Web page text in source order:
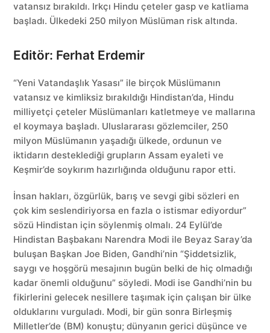
vatansız bırakıldı. Irkçı Hindu çeteler gasp ve katliama
başladı. Ülkedeki 250 milyon Müslüman risk altında.
Editör: Ferhat Erdemir
“Yeni Vatandaşlık Yasası” ile birçok Müslümanın
vatansız ve kimliksiz bırakıldığı Hindistan’da, Hindu
milliyetçi çeteler Müslümanları katletmeye ve mallarına
el koymaya başladı. Uluslararası gözlemciler, 250
milyon Müslümanın yaşadığı ülkede, ordunun ve
iktidarın desteklediği grupların Assam eyaleti ve
Keşmir’de soykırım hazırlığında olduğunu rapor etti.
İnsan hakları, özgürlük, barış ve sevgi gibi sözleri en
çok kim seslendiriyorsa en fazla o istismar ediyordur”
sözü Hindistan için söylenmiş olmalı. 24 Eylül’de
Hindistan Başbakanı Narendra Modi ile Beyaz Saray’da
buluşan Başkan Joe Biden, Gandhi’nin “Şiddetsizlik,
saygı ve hoşgörü mesajının bugün belki de hiç olmadığı
kadar önemli olduğunu” söyledi. Modi ise Gandhi’nin bu
fikirlerini gelecek nesillere taşımak için çalışan bir ülke
olduklarını vurguladı. Modi, bir gün sonra Birleşmiş
Milletler’de (BM) konuştu; dünyanın gerici düşünce ve